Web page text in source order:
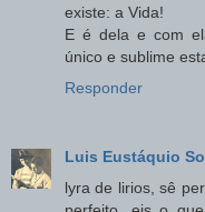
existe: a Vida!
E é dela e com
único e sublime
Responder
Luis Eustáquio
lyra de lirios, sê